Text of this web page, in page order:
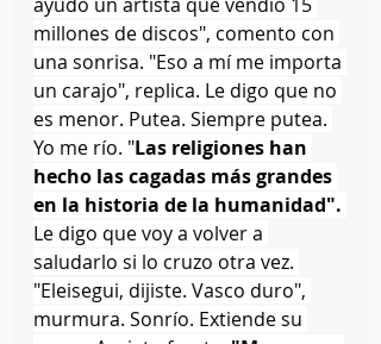
millones de discos", comento con
una sonrisa. "Eso a mí me importa
un carajo", replica. Le digo que no
es menor. Putea. Siempre putea.
Yo me río. "Las religiones han
hecho las cagadas más grandes
en la historia de la humanidad".
Le digo que voy a volver a
saludarlo si lo cruzo otra vez.
"Eleisegui, dijiste. Vasco duro",
murmura. Sonrío. Extiende su